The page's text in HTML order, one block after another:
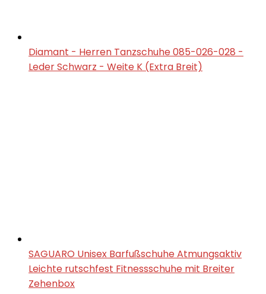
Diamant - Herren Tanzschuhe 085-026-028 -
Leder Schwarz - Weite K (Extra Breit)
SAGUARO Unisex Barfußschuhe Atmungsaktiv
Leichte rutschfest Fitnessschuhe mit Breiter
Zehenbox